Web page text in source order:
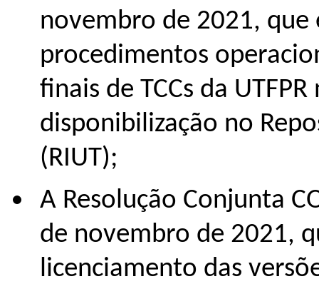
novembro de 2021, que
procedimentos
finais de TCCs da
disponibilização no
(RIUT);
A Resolução Conjunta
de novembro de 2021,
licenciamento das